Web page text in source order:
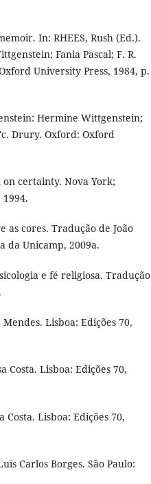
In: RHEES, Rush (Ed.).
Fania Pascal; F. R.
University Press, 1984, p.
Hermine Wittgenstein;
Drury. Oxford: Oxford
certainty. Nova York;
as cores. Tradução de João
da Unicamp, 2009a.
e fé religiosa. Tradução
Mendes. Lisboa: Edições 70,
Costa. Lisboa: Edições 70,
Costa. Lisboa: Edições 70,
Carlos Borges. São Paulo: